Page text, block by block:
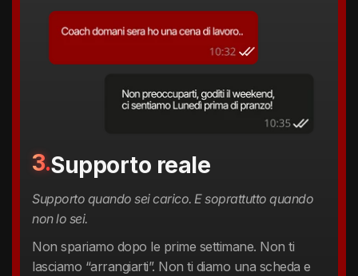
3.Supporto reale
Supporto quando sei carico. E soprattutto quando
non lo sei.
Non spariamo dopo le prime settimane. Non ti
lasciamo “arrangiarti”. Non ti diamo una scheda e